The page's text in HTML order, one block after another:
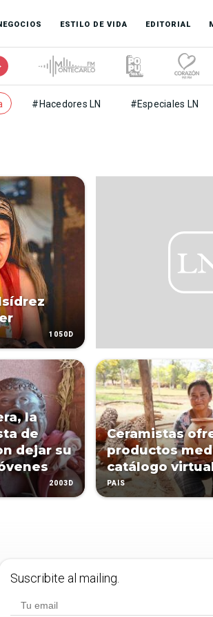
ESTILO DE VIDA EDITORIAL
#Hacedores LN #Especiales LN
1050D
la
de
dejar su
2003D
Ceramistas
productos
catálogo
PAÍS
Suscribite al mailing.